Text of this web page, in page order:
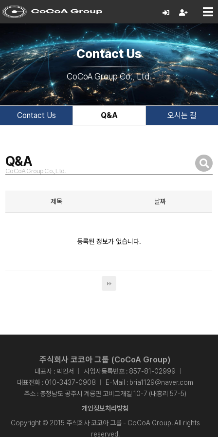
Contact Us
CoCoA Group Co., Ltd.
Contact Us Q&A 오시는 길
Q&A
CoCoA Group Co., Ltd.
제목 날짜
등록된 정보가 없습니다.
주식회사 코코아 그룹 (CoCoA Group)
대표자 : 박인서
사업자등록번호 : 857-81-02999
대표전화 : 010-3437-0908 E-Mail : bria1129@naver.com
주소 : 충청남도 공주시 계룡면 고비고개길 10-7 (내흥리 57-5)
개인정보처리방침
Copyright © 2015 주식회사 코코아 그룹 - CoCoA Group. All rights
reserved.